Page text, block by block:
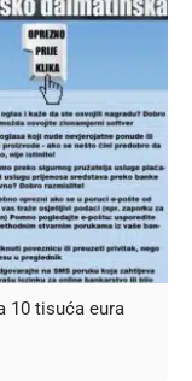
10 tisuća eura